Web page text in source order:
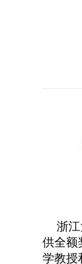
浙
供全额
学教授